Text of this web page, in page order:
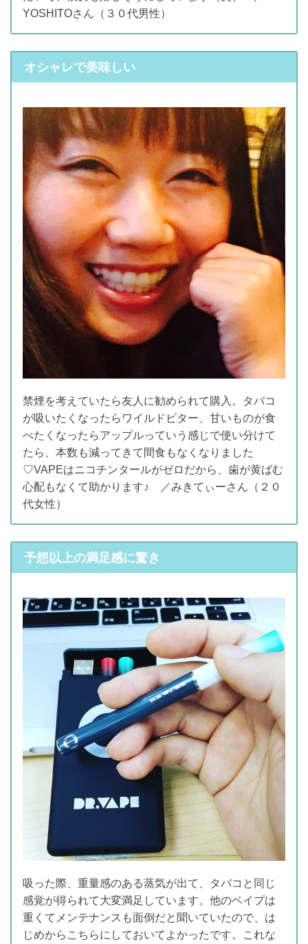
YOSHITOさん（３０代男性）
オシャレで美味しい
禁煙を考えていたら友人に勧められて購入。タバコ
が吸いたくなったらワイルドビター、甘いものが食
べたくなったらアップルっていう感じで使い分けて
たら、本数も減ってきて間食もなくなりました
♡VAPEはニコチンタールがゼロだから、歯が黄ばむ
心配もなくて助かります♪ ／みきてぃーさん（２０
代女性）
予想以上の満足感に驚き
吸った際、重量感のある蒸気が出て、タバコと同じ
感覚が得られて大変満足しています。他のベイプは
重くてメンテナンスも面倒だと聞いていたので、は
じめからこちらにしておいてよかったです。これな